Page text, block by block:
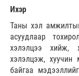
Ихэр
Таны хэл
асуудлаар
хэлэлцээ хийж,
хэлэлцэж,
байгаа